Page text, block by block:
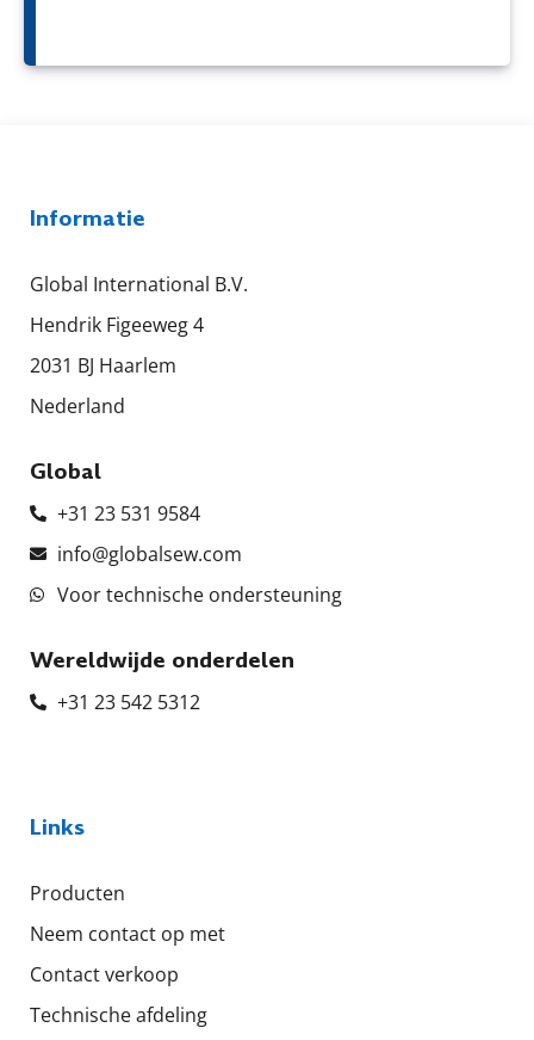
Informatie
Global International B.V.
Hendrik Figeeweg 4
2031 BJ Haarlem
Nederland
Global
+31 23 531 9584
info@globalsew.com
Voor technische ondersteuning
Wereldwijde onderdelen
+31 23 542 5312
Links
Producten
Neem contact op met
Contact verkoop
Technische afdeling